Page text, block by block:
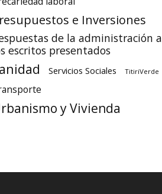
e Inversiones
de la administración a
escritos presentados
Servicios Sociales TitiriVerde
y Vivienda